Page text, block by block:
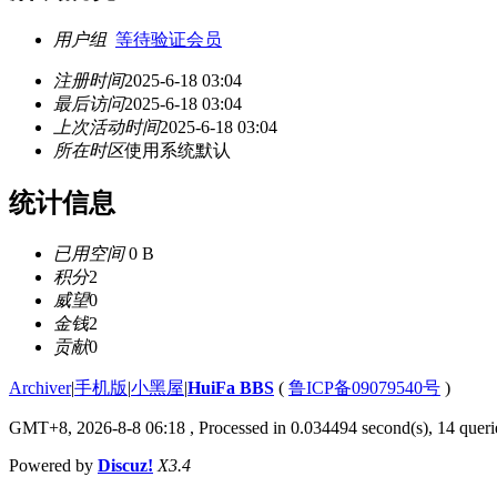
用户组 等待验证会员
注册时间2025-6-18 03:04
最后访问2025-6-18 03:04
上次活动时间2025-6-18 03:04
所在时区使用系统默认
统计信息
已用空间0 B
积分2
威望0
金钱2
贡献0
Archiver|手机版|小黑屋|HuiFa BBS ( 鲁ICP备09079540号 )
GMT+8, 2026-8-8 06:18 , Processed in 0.034494 second(s), 14
Powered by Discuz! X3.4